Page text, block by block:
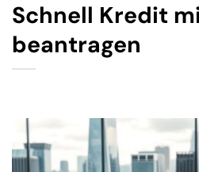
Schnell Kredit
beantragen